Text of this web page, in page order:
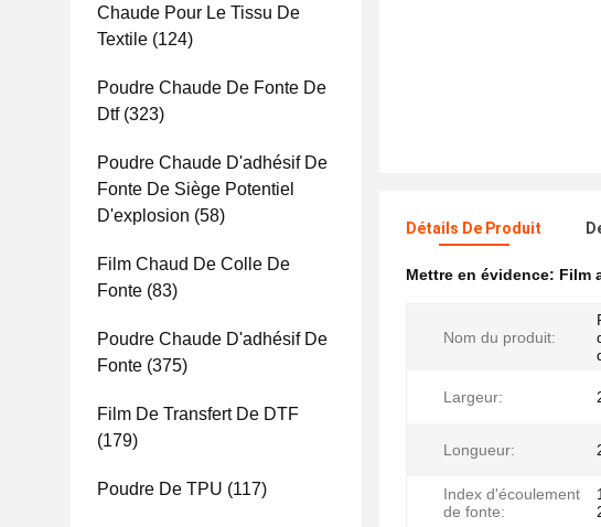
Chaude Pour Le Tissu De
Textile (124)
Poudre Chaude De Fonte De
Dtf(323)
Poudre Chaude D'adhésif De
Fonte De Siège Potentiel
D'explosion (58)
Film Chaud De Colle De
Fonte (83)
Poudre Chaude D'adhésif De
Fonte (375)
Film De Transfert De DTF
(179)
Poudre De TPU (117)
Détails De Produit
Mettre en évidence: Film
Nom du produit:
Largeur:
Longueur:
Index d'écoulement
de fonte: